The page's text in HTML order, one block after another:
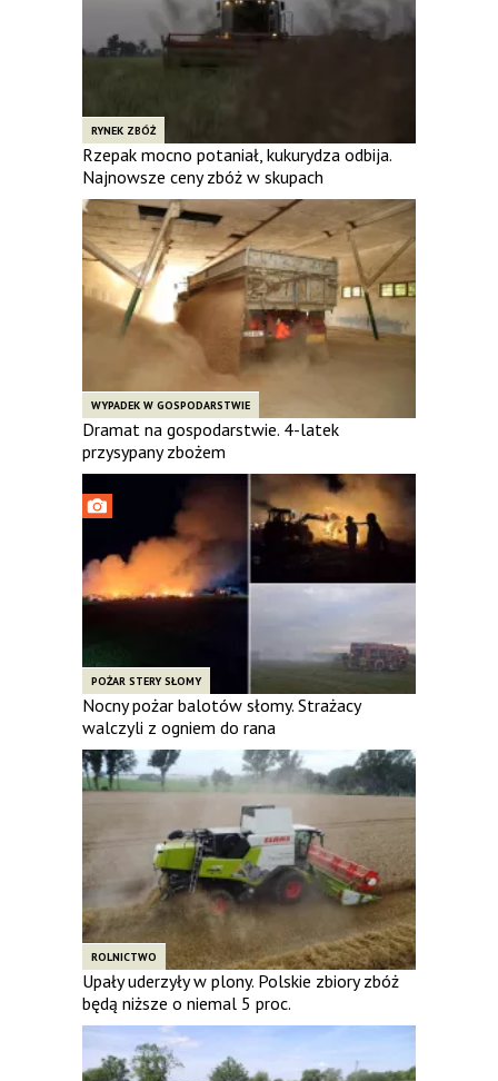
RYNEK ZBÓŻ
Rzepak mocno potaniał, kukurydza odbija.
Najnowsze ceny zbóż w skupach
WYPADEK W GOSPODARSTWIE
Dramat na gospodarstwie. 4-latek
przysypany zbożem
POŻAR STERY SŁOMY
Nocny pożar balotów słomy. Strażacy
walczyli z ogniem do rana
ROLNICTWO
Upały uderzyły w plony. Polskie zbiory zbóż
będą niższe o niemal 5 proc.